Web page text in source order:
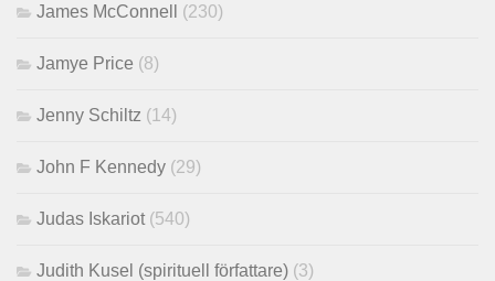
James McConnell (230)
Jamye Price (8)
Jenny Schiltz (14)
John F Kennedy (29)
Judas Iskariot (540)
Judith Kusel (spirituell författare) (3)